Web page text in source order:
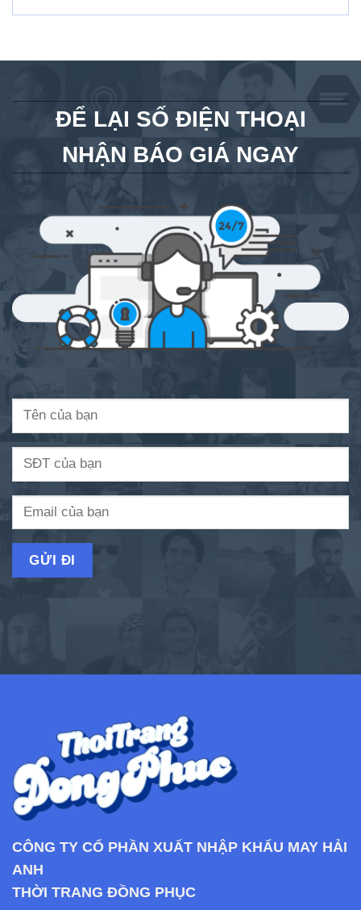
ĐỂ LẠI SỐ ĐIỆN THOẠI
NHẬN BÁO GIÁ NGAY
CÔNG TY CỔ PHẦN XUẤT NHẬP KHẨU MAY HẢI
ANH
THỜI TRANG ĐỒNG PHỤC